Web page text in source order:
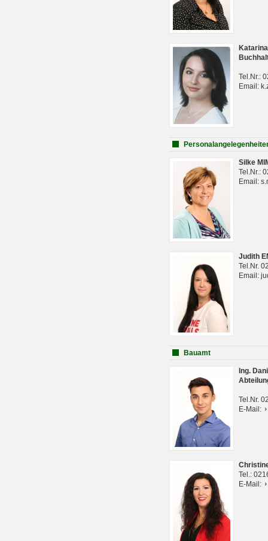
Tel.Nr.:
Email:
Silke
Tel.Nr.:
Email:
Judith
Tel.Nr.
Email:
Bauamt
Ing.
Tel.Nr.
E-Mail:
Tel.:
E-Mail: